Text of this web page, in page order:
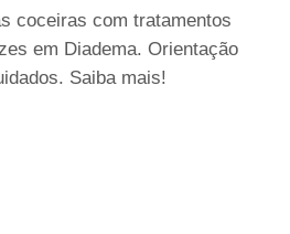
coceiras com tratamentos
em Diadema. Orientação
Saiba mais!